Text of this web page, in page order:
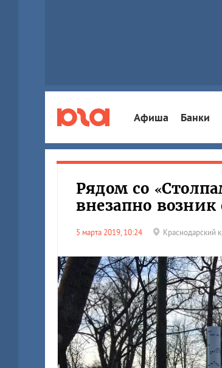
Афиша Банки
Рядом со
внезапно возник
5 марта 2019, 10:24 Краснодарский